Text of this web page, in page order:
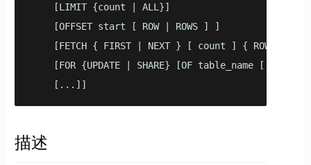
    [LIMIT {count | ALL}]
    [OFFSET start [ ROW | ROWS ] ]
[FETCH { FIRST | NEXT } [ count ] { ROW |
[FOR {UPDATE | SHARE} [OF table_name [, ...]]
    [...]]
描述